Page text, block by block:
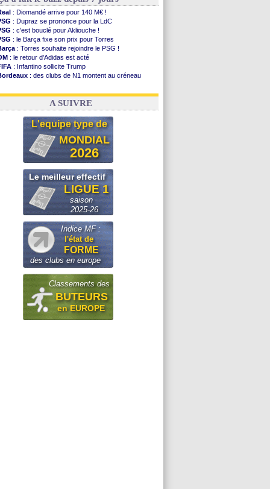
: Diomandé arrive pour 140 M€ !
: Dupraz se prononce pour la LdC
: c'est bouclé pour Akliouche !
: le Barça fixe son prix pour Torres
: Torres souhaite rejoindre le PSG !
: le retour d'Adidas est acté
: Infantino sollicite Trump
: des clubs de N1 montent au créneau
: le démenti de Leipzig pour Diomandé
A SUIVRE
L'equipe type de
MONDIAL
2026
Le meilleur effectif
LIGUE 1
saison
2025-26
Indice MF :
l'état de
FORME
des clubs en europe
Classements des
BUTEURS
en EUROPE